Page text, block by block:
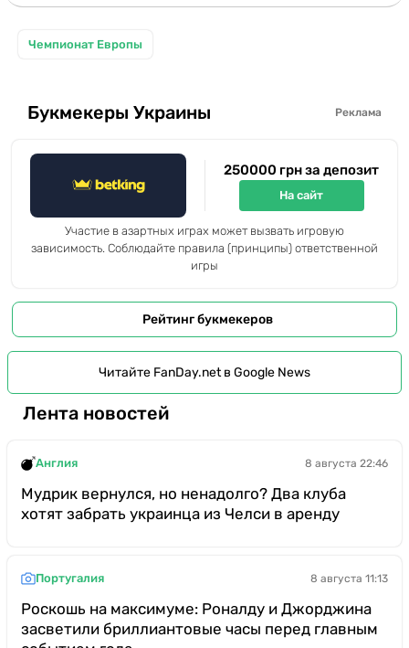
Чемпионат Европы
Букмекеры Украины Реклама
250000 грн за депозит
На сайт
Участие в азартных играх может вызвать игровую
зависимость. Соблюдайте правила (принципы) ответственной
игры
Рейтинг букмекеров
Читайте FanDay.net в Google News
Лента новостей
Англия 8 августа 22:46
Мудрик вернулся, но ненадолго? Два клуба
хотят забрать украинца из Челси в аренду
Португалия 8 августа 11:13
Роскошь на максимуме: Роналду и Джорджина
засветили бриллиантовые часы перед главным